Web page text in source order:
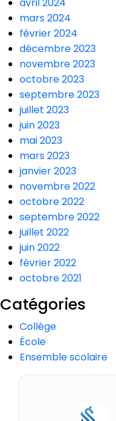
mars 2024
février 2024
décembre 2023
novembre 2023
octobre 2023
septembre 2023
juillet 2023
juin 2023
mai 2023
mars 2023
janvier 2023
novembre 2022
octobre 2022
septembre 2022
juillet 2022
juin 2022
février 2022
octobre 2021
Catégories
Collège
École
Ensemble scolaire